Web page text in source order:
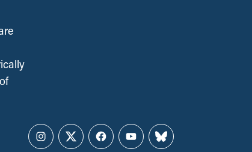
Instagram
TwitterFacebookYouTubeBluesky